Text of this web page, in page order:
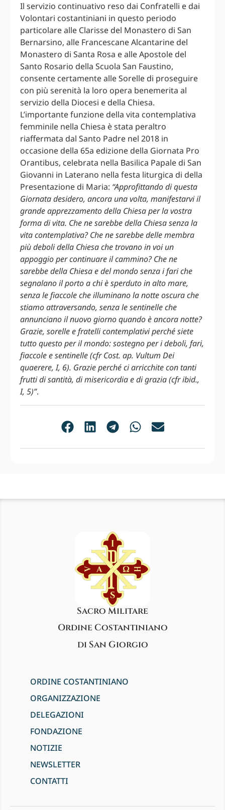
Il servizio continuativo reso dai Confratelli e dai
Volontari costantiniani in questo periodo
particolare alle Clarisse del Monastero di San
Bernarsino, alle Francescane Alcantarine del
Monastero di Santa Rosa e alle Apostole del
Santo Rosario della Scuola San Faustino,
consente certamente alle Sorelle di proseguire
con più serenità la loro opera benemerita al
servizio della Diocesi e della Chiesa.
L’importante funzione della vita contemplativa
femminile nella Chiesa è stata peraltro
riaffermata dal Santo Padre nel 2018 in
occasione della 65a edizione della Giornata Pro
Orantibus, celebrata nella Basilica Papale di San
Giovanni in Laterano nella festa liturgica di della
Presentazione di Maria: “Approfittando di questa
Giornata desidero, ancora una volta, manifestarvi il
grande apprezzamento della Chiesa per la vostra
forma di vita. Che ne sarebbe della Chiesa senza la
vita contemplativa? Che ne sarebbe delle membra
più deboli della Chiesa che trovano in voi un
appoggio per continuare il cammino? Che ne
sarebbe della Chiesa e del mondo senza i fari che
segnalano il porto a chi è sperduto in alto mare,
senza le fiaccole che illuminano la notte oscura che
stiamo attraversando, senza le sentinelle che
annunciano il nuovo giorno quando è ancora notte?
Grazie, sorelle e fratelli contemplativi perché siete
tutto questo per il mondo: sostegno per i deboli, fari,
fiaccole e sentinelle (cfr Cost. ap. Vultum Dei
quaerere, I, 6). Grazie perché ci arricchite con tanti
frutti di santità, di misericordia e di grazia (cfr ibid.,
I, 5)”.
Sacro Militare
Ordine Costantiniano
di San Giorgio
ORDINE COSTANTINIANO
ORGANIZZAZIONE
DELEGAZIONI
FONDAZIONE
NOTIZIE
NEWSLETTER
CONTATTI